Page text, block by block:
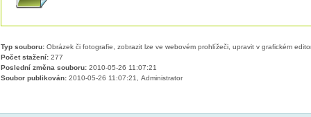
Typ souboru:Obrázek či fotografie, zobrazit lze ve webovém prohlížeči, upravit v grafickém
Počet stažení:277
Poslední změna souboru:2010-05-26 11:07:21
Soubor publikován:2010-05-26 11:07:21, Administrator